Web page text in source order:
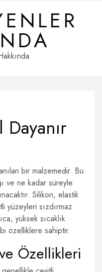
Dayanır
bir malzemedir. Bu
ve ne kadar süreyle
Silikon, elastik
yüzeyleri sızdırmaz
yüksek sıcaklık
özelliklere sahiptir.
Özellikleri